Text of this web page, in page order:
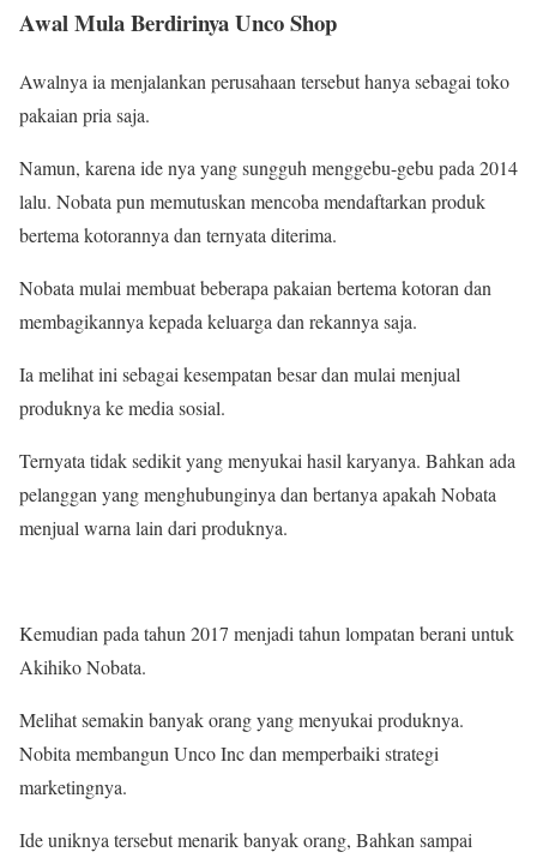
Awal Mula Berdirinya Unco Shop
Awalnya ia menjalankan perusahaan tersebut hanya sebagai toko
pakaian pria saja.
Namun, karena ide nya yang sungguh menggebu-gebu pada 2014
lalu. Nobata pun memutuskan mencoba mendaftarkan produk
bertema kotorannya dan ternyata diterima.
Nobata mulai membuat beberapa pakaian bertema kotoran dan
membagikannya kepada keluarga dan rekannya saja.
Ia melihat ini sebagai kesempatan besar dan mulai menjual
produknya ke media sosial.
Ternyata tidak sedikit yang menyukai hasil karyanya. Bahkan ada
pelanggan yang menghubunginya dan bertanya apakah Nobata
menjual warna lain dari produknya.
Kemudian pada tahun 2017 menjadi tahun lompatan berani untuk
Akihiko Nobata.
Melihat semakin banyak orang yang menyukai produknya.
Nobita membangun Unco Inc dan memperbaiki strategi
marketingnya.
Ide uniknya tersebut menarik banyak orang, Bahkan sampai